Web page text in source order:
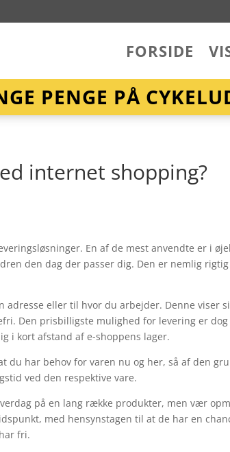
FORSIDE
PENGE PÅ
internet shopping?
En af de mest anvendte er i
den dag der passer dig. Den er nemlig rigtig
eller til hvor du arbejder. Denne viser
Den prisbilligste mulighed for levering er
i kort afstand af e-shoppens lager.
du har behov for varen nu og her, så af den
ved den respektive vare.
på en lang række produkter, men vær
med hensynstagen til at de har en
fri.